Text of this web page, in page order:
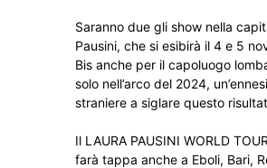
Saranno due gli show nella
Pausini, che si esibirà il 4 e 5
Bis anche per il capoluogo
solo nell’arco del 2024,
straniere a siglare questo
Il LAURA PAUSINI WORLD
farà tappa anche a Eboli, Bari,